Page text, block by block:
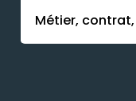
Activer